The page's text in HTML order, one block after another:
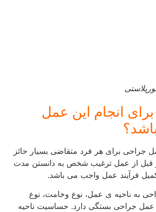
انجام این عمل
برای هر فرد متقاضی بسیار حائز
از عمل ترغیب شخص به دانستن مدت
فرآیند عمل واجب می باشد.
به ناحیه ی عمل، نوع وخامت، نوع
جراحی بستگی دارد. حساسیت ناحیه